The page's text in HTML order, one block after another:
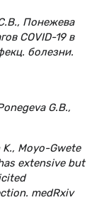
Понежева
COVID-19 в
болезни.
G.B.,
K., Moyo-Gwete
extensive but
medRxiv